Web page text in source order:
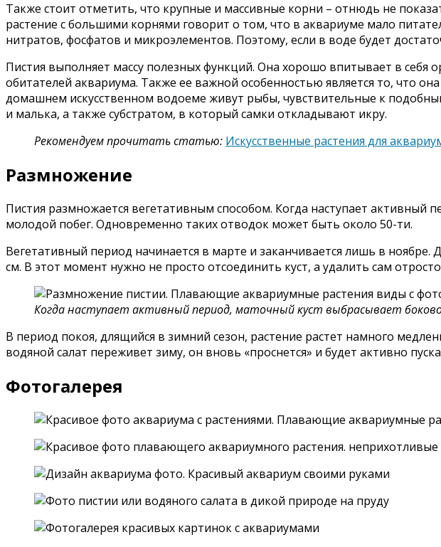
Также стоит отметить, что крупные и массивные корни – отнюдь не
растение с большими корнями говорит о том, что в аквариуме мало
нитратов, фосфатов и микроэлементов. Поэтому, если в воде будет
Пистия выполняет массу полезных функций. Она хорошо впитывает в
обитателей аквариума. Также ее важной особенностью является то, что
домашнем искусственном водоеме живут рыбы, чувствительные к
и малька, а также субстратом, в который самки откладывают икру.
Рекомендуем прочитать статью: Искусственные растения для
Размножение
Пистия размножается вегетативным способом. Когда наступает активный
молодой побег. Одновременно таких отводок может быть около 50-ти.
Вегетативный период начинается в марте и заканчивается лишь в
см. В этот момент нужно не просто отсоединить куст, а удалить сам
Когда наступает активный период, маточный куст выбрасывает
В период покоя, длящийся в зимний сезон, растение растет намного
водяной салат переживет зиму, он вновь «проснется» и будет активно
Фотогалерея